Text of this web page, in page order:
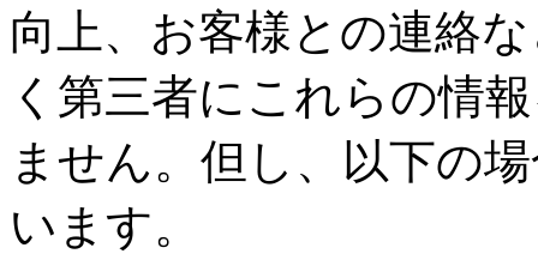
向上、お客様との連絡
く第三者にこれらの情
ません。但し、以下の
います。